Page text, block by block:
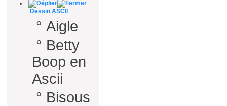
Dessin ASCII
° Aigle
° Betty
Boop en
Ascii
° Bisous